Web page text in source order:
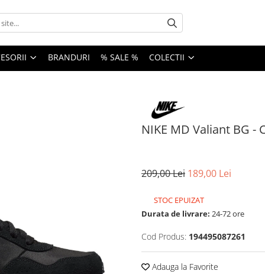
BRANDURI % SALE % COLECTII
NIKE MD Valiant BG -
209,00 Lei 189,00 Lei
STOC EPUIZAT
Durata de livrare: 24-72 ore
Cod Produs: 194495087261
Adauga la Favorite